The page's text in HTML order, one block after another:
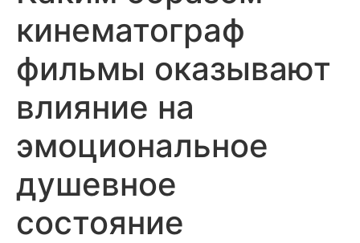
кинематограф
фильмы оказывают
влияние на
эмоциональное
душевное
состояние